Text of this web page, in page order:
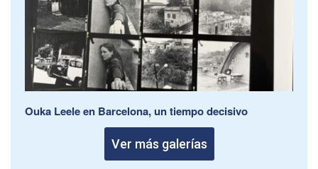
Ouka Leele en Barcelona, un tiempo decisivo
Ver más galerías